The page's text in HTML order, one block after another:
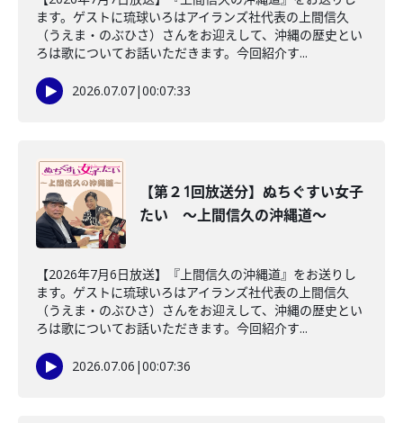
ます。ゲストに琉球いろはアイランズ社代表の上間信久
（うえま・のぶひさ）さんをお迎えして、沖縄の歴史とい
ろは歌についてお話いただきます。今回紹介す...
2026.07.07|00:07:33
【第２1回放送分】ぬちぐすい女子
たい ～上間信久の沖縄道～
【2026年7月6日放送】『上間信久の沖縄道』をお送りし
ます。ゲストに琉球いろはアイランズ社代表の上間信久
（うえま・のぶひさ）さんをお迎えして、沖縄の歴史とい
ろは歌についてお話いただきます。今回紹介す...
2026.07.06 |00:07:36